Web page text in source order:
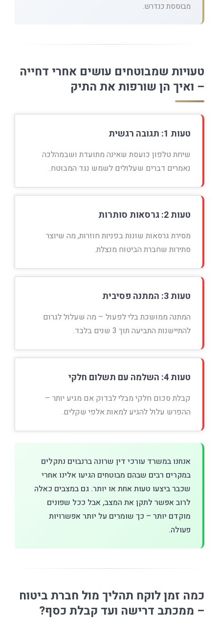
מבוססת כנדרש.
טעויות שמבוטחים עושים אחרי דחייה
– ואיך הן שורפות את התיק
טעות 1: תגובה רגשית
שיחת טלפון כועסת שאינה מתועדת ושבמהלכה
נאמרים דברים שעלולים לשמש נגד המבוטח.
טעות 2: גרסאות סותרות
מסירת גרסאות שונות בפניות חוזרות, מה שיוצר
סתירות שחברת הביטוח מנצלת.
טעות 3: המתנה פסיבית
המתנה ממושכת בלי לפעול – מה שעלול לגרום
להתיישנות התביעה תוך 3 שנים בלבד.
טעות 4: השלמה עם תשלום חלקי
קבלת סכום חלקי מבלי לבדוק אם מגיע יותר –
ההפרש עלול להגיע למאות אלפי שקלים.
אנחנו במשרד עורכי דין שרונה ברנבוים נתקלים
במקרים רבים שבהם מבוטחים הגיעו אלינו אחרי
שכבר ביצעו טעות אחת או יותר. גם במצבים כאלה
לרוב אפשר לתקן את המצב, אבל ככל שפונים
מוקדם יותר – כך שומרים על יותר אפשרויות
פעולה.
כמה זמן לוקח תהליך מול חברת ביטוח
– ממכתב דרישה ועד קבלת כסף?